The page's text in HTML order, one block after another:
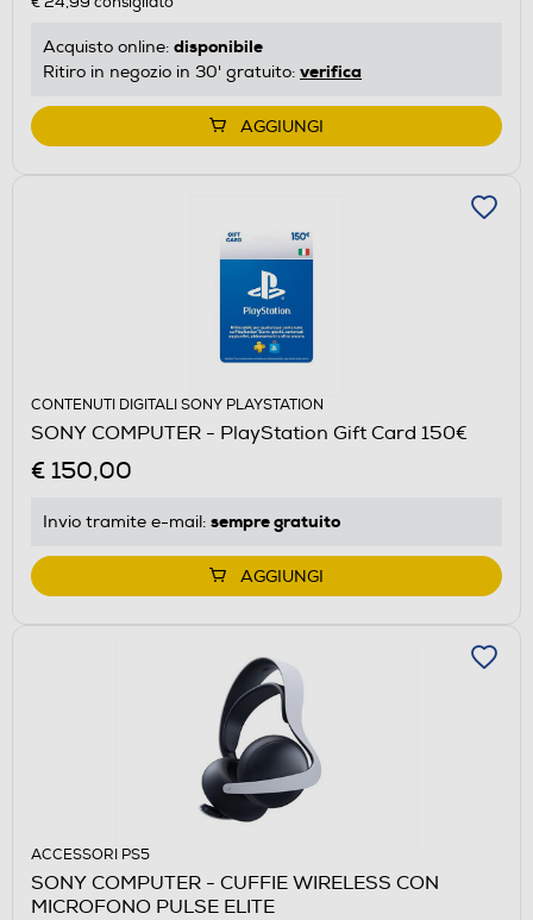
Acquisto online: disponibile
Ritiro in negozio in 30' gratuito: verifica
AGGIUNGI
CONTENUTI DIGITALI SONY PLAYSTATION
SONY COMPUTER - PlayStation Gift Card 150€
€ 150,00
Invio tramite e-mail: sempre gratuito
AGGIUNGI
ACCESSORI PS5
SONY COMPUTER - CUFFIE WIRELESS CON
MICROFONO PULSE ELITE